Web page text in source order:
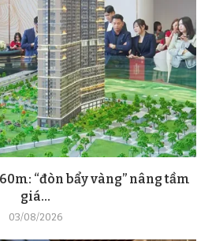
“đòn bẩy vàng” nâng tầm
giá...
03/08/2026